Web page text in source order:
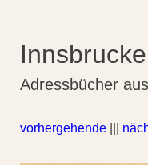
Adressbücher
vorhergehende